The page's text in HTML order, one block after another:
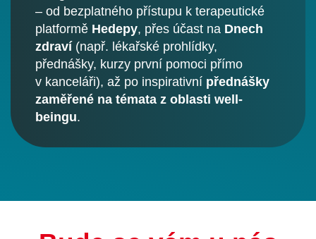
– od bezplatného přístupu k terapeutické
platformě Hedepy, přes účast na Dnech
zdraví(např. lékařské prohlídky,
přednášky, kurzy první pomoci přímo
v kanceláři), až po inspirativní přednášky
zaměřené na témata z oblasti well-
beingu.